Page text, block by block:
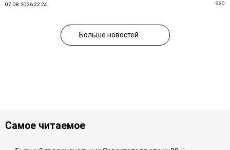
07.08.2026 22:24 930
Больше новостей
Самое читаемое